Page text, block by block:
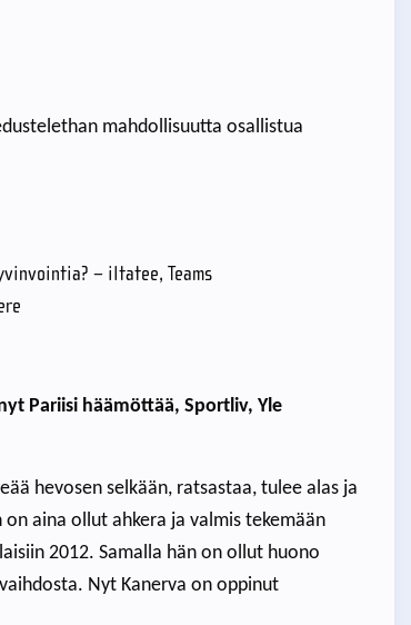
mahdollisuutta osallistua
– iltatee, Teams
Pariisi häämöttää, Sportliv, Yle
hevosen selkään, ratsastaa, tulee alas ja
aina ollut ahkera ja valmis tekemään
2012. Samalla hän on ollut huono
Nyt Kanerva on oppinut